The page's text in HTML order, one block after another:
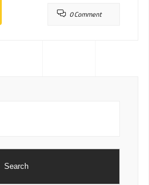
0 Comment
Search